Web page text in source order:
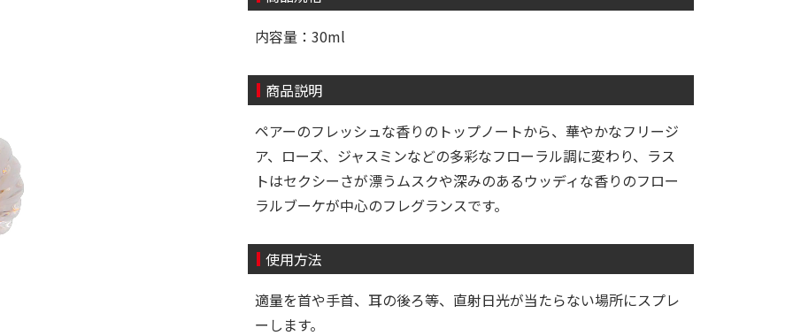
内容量：30ml
商品説明
ペアーのフレッシュな香りのトップノートから、華やかなフリージ
ア、ローズ、ジャスミンなどの多彩なフローラル調に変わり、ラス
トはセクシーさが漂うムスクや深みのあるウッディな香りのフロー
ラルブーケが中心のフレグランスです。
使用方法
適量を首や手首、耳の後ろ等、直射日光が当たらない場所にスプレ
ーします。